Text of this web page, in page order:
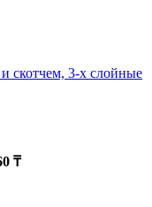
скотчем, 3-х слойные
₸